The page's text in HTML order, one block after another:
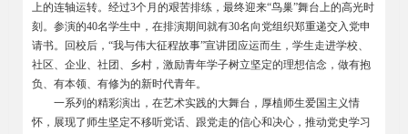
上的连轴运转。经过3个月的艰苦排练，最终迎来“鸟巢”舞台上的高光时
刻。参演的40名学生中，在排演期间就有30名向党组织郑重递交入党申
请书。回校后，“我与伟大征程故事”宣讲团应运而生，学生走进学校、
社区、企业、社团、乡村，激励青年学子树立坚定的理想信念，做有抱
负、有本领、有修为的新时代青年。
一系列的精彩演出，在艺术实践的大舞台，厚植师生爱国主义情
怀，展现了师生坚定不移听党话、跟党走的信心和决心，推动党史学习